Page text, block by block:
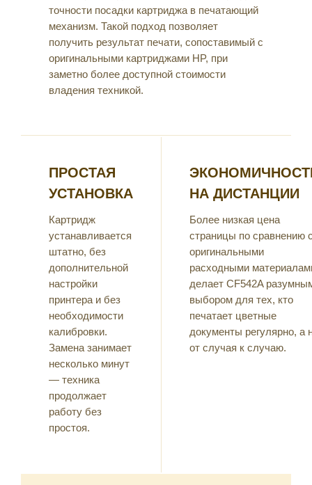
точности посадки картриджа в печатающий
механизм. Такой подход позволяет
получить результат печати, сопоставимый с
оригинальными картриджами HP, при
заметно более доступной стоимости
владения техникой.
ПРОСТАЯ
УСТАНОВКА
Картридж
устанавливается
штатно, без
дополнительной
настройки
принтера и без
необходимости
калибровки.
Замена занимает
несколько минут
— техника
продолжает
работу без
простоя.
НА ДИСТАНЦИИ
Более низкая цена
страницы по сравнению
оригинальными
расходными
делает CF542A
выбором для тех, кто
печатает цветные
документы регулярно, а
от случая к случаю.